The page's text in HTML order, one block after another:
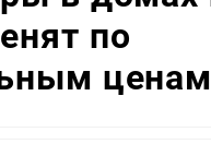
по
ценам